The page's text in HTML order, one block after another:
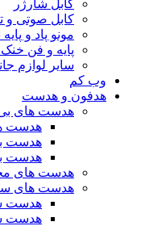
کابل شارژر
کابل صوتی و
مونو پاد و
پایه و فن
سایر لوازم
وب کم
هدفون و هدست
هدست های
هدست
هدست
هدست
هدست های
هدست های
هدست
هدست